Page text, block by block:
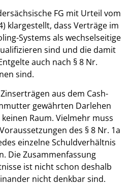
FG mit Urteil vom
klargestellt, dass Verträge im
Systems als wechselseitige
sind und die damit
auch nach § 8 Nr.
sind.
aus dem Cash-
gewährten Darlehen
Raum. Vielmehr muss
des § 8 Nr. 1a
einzelne Schuldverhältnis
Die Zusammenfassung
ist nicht schon deshalb
nicht denkbar sind.